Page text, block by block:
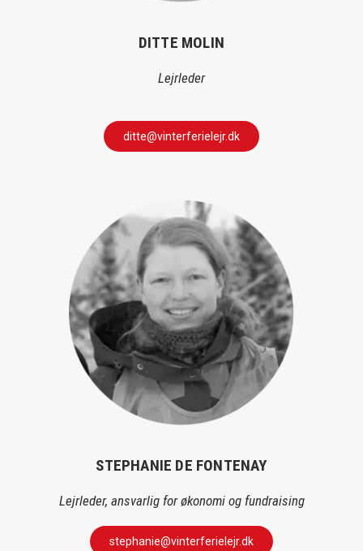
DITTE MOLIN
Lejrleder
ditte@vinterferielejr.dk
STEPHANIE DE FONTENAY
Lejrleder, ansvarlig for økonomi og fundraising
stephanie@vinterferielejr.dk